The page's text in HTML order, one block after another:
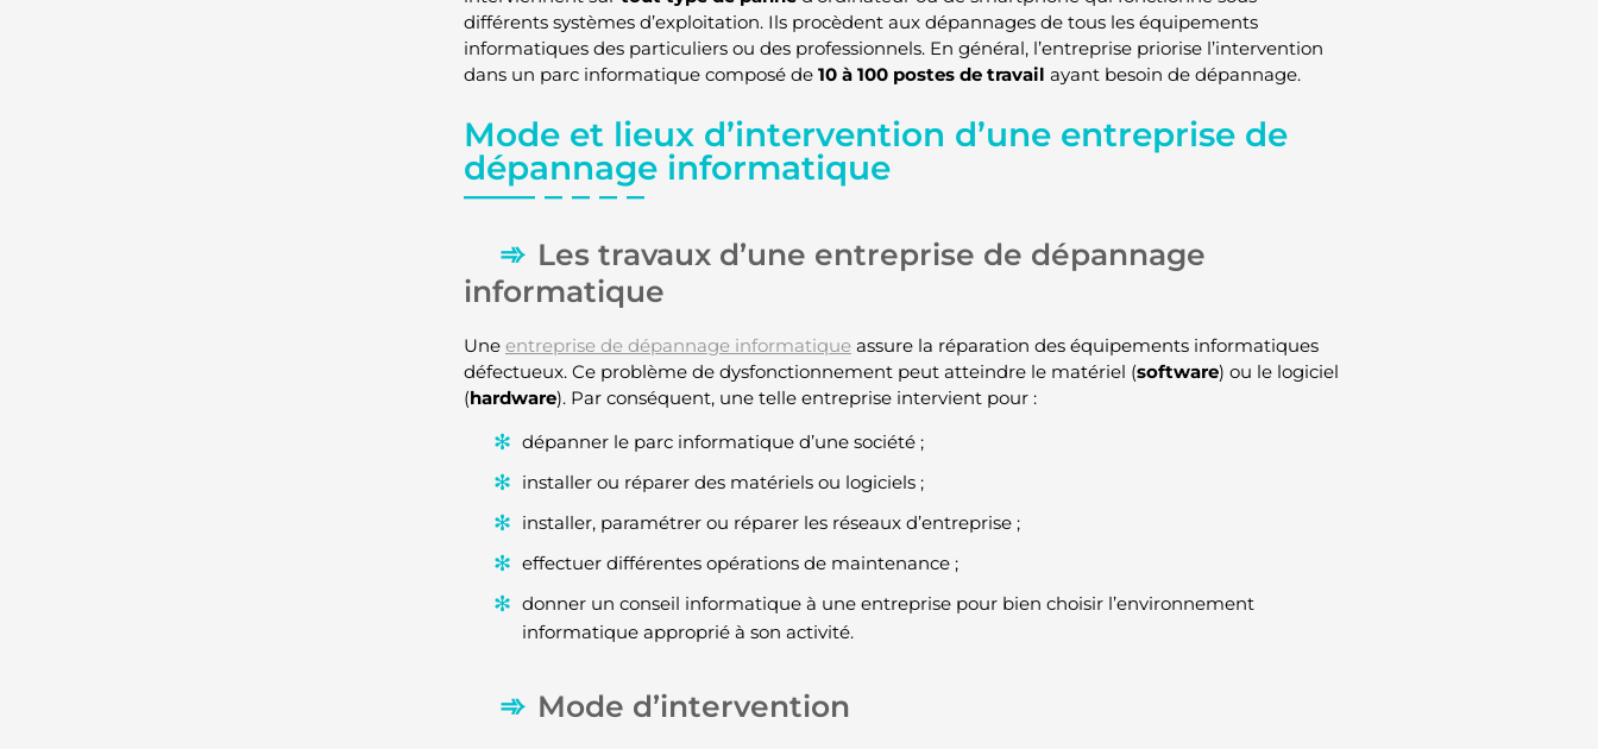
différents systèmes d’exploitation. Ils procèdent aux dépannages de tous les équipements
informatiques des particuliers ou des professionnels. En général, l’entreprise priorise l’intervention
dans un parc informatique composé de 10 à 100 postes de travail ayant besoin de dépannage.
Mode et lieux d’intervention d’une entreprise de
dépannage informatique
Les travaux d’une entreprise de dépannage
informatique
Une entreprise de dépannage informatiqueassure la réparation des équipements informatiques
défectueux. Ce problème de dysfonctionnement peut atteindre le matériel (software) ou le logiciel
(hardware). Par conséquent, une telle entreprise intervient pour :
dépanner le parc informatique d’une société ;
installer ou réparer des matériels ou logiciels ;
installer, paramétrer ou réparer les réseaux d’entreprise ;
effectuer différentes opérations de maintenance ;
donner un conseil informatique à une entreprise pour bien choisir l’environnement
informatique approprié à son activité.
Mode d’intervention